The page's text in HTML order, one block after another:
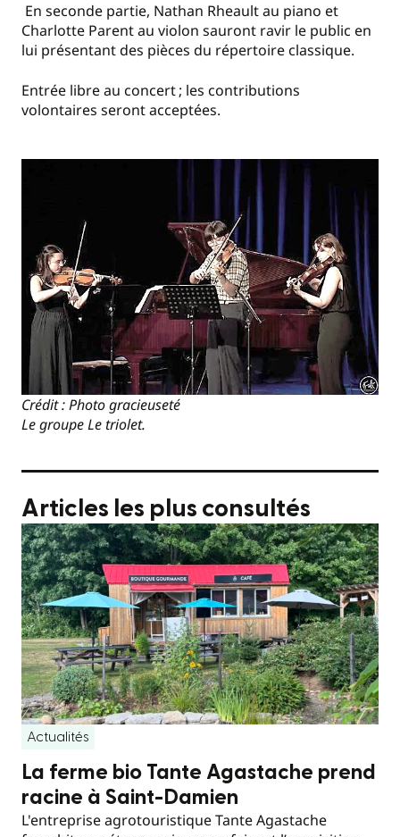
En seconde partie, Nathan Rheault au piano et
Charlotte Parent au violon sauront ravir le public en
lui présentant des pièces du répertoire classique.
Entrée libre au concert ; les contributions
volontaires seront acceptées.
Crédit : Photo gracieuseté
Le groupe Le triolet.
Articles les plus consultés
Actualités
La ferme bio Tante Agastache prend
racine à Saint-Damien
L'entreprise agrotouristique Tante Agastache